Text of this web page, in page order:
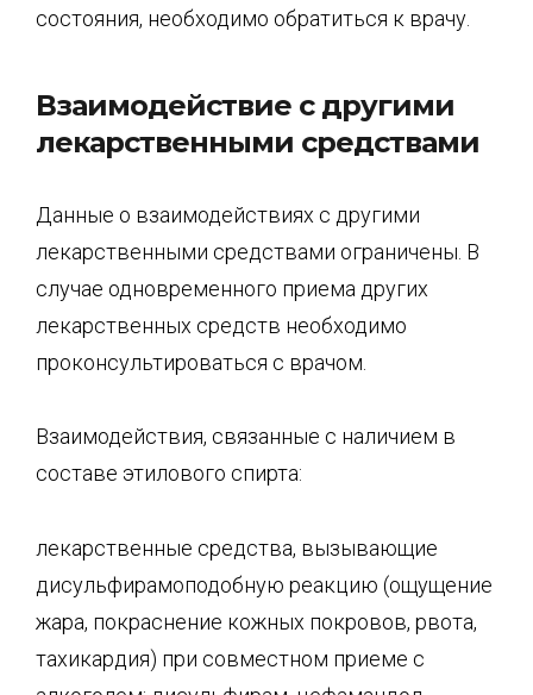
состояния, необходимо обратиться к врачу.
Взаимодействие с другими
лекарственными средствами
Данные о взаимодействиях с другими
лекарственными средствами ограничены. В
случае одновременного приема других
лекарственных средств необходимо
проконсультироваться с врачом.
Взаимодействия, связанные с наличием в
составе этилового спирта:
лекарственные средства, вызывающие
дисульфирамоподобную реакцию (ощущение
жара, покраснение кожных покровов, рвота,
тахикардия) при совместном приеме с